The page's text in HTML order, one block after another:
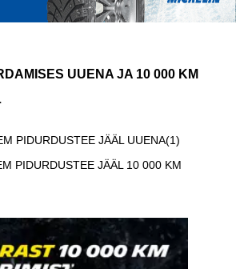
UUENA JA 10 000 KM
PIDURDUSTEE JÄÄL UUENA(1)
PIDURDUSTEE JÄÄL 10 000 KM